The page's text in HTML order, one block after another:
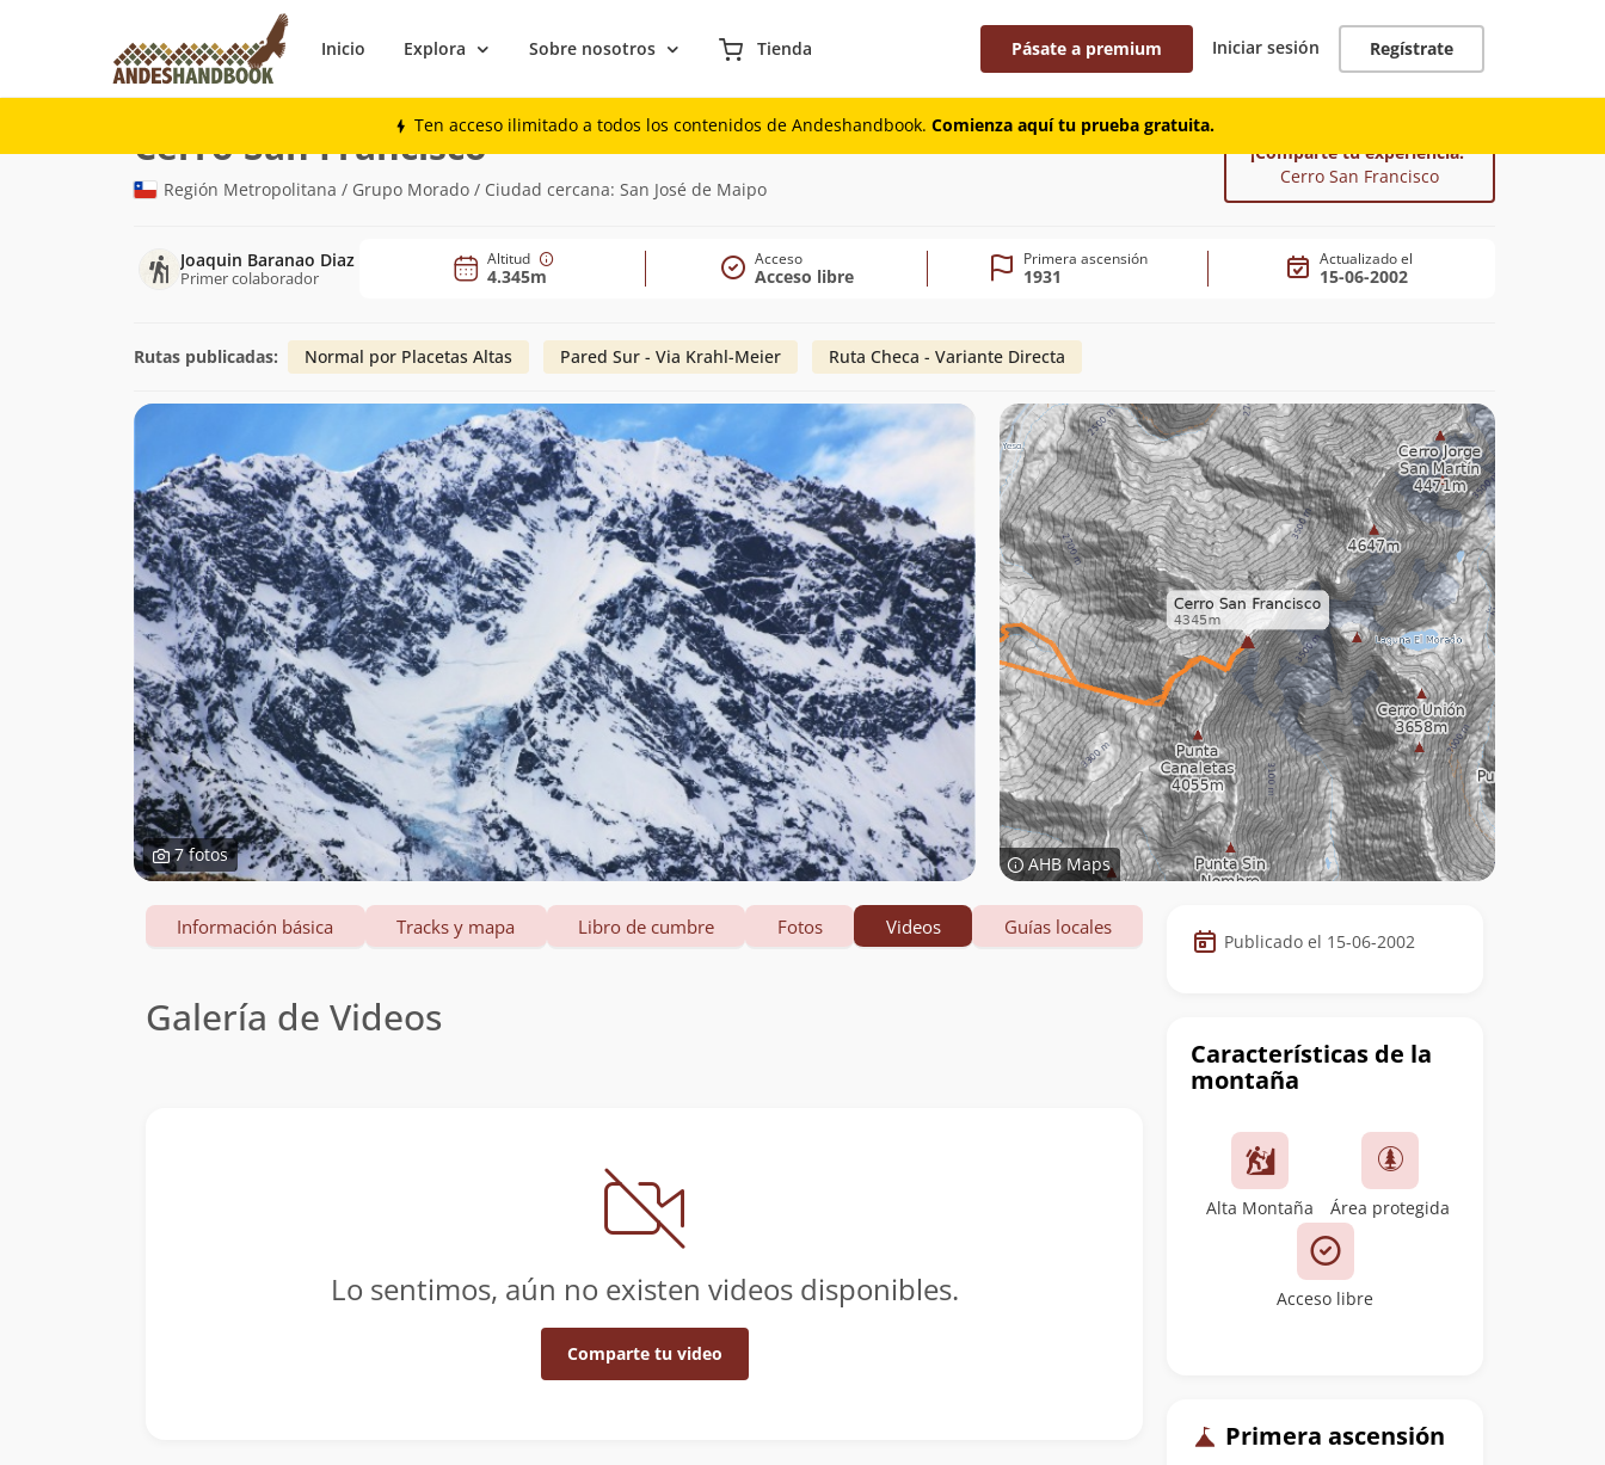
Inicio Explora Sobre nosotros Tienda Pásate a premium Iniciar sesión Regístrate
Ten acceso ilimitado a todos los contenidos de Andeshandbook. Comienza aquí tu prueba gratuita.
Montaña
Cerro San Francisco(4.345m)
Región Metropolitana / Grupo Morado / Ciudad cercana: San José de Maipo
¡Comparte tu experiencia!
Cerro San Francisco
Joaquin Baranao Diaz
Primer colaborador
Altitud
4.345m
Acceso
Acceso libre
Primera ascensión
1931
Actualizado el
15-06-2002
Rutas publicadas: Normal por Placetas Altas Pared Sur - Via Krahl-Meier Ruta Checa - Variante Directa
7 fotos AHB Maps
Datos
de
cumbre
Publicado el 15-06-2002
Características de la
montaña
Alta Montaña Área protegida
Acceso libre
Primera ascensión
Información básica Tracks y mapa Libro de cumbre Fotos Videos Guías locales
Galería de Videos
Lo sentimos, aún no existen videos disponibles.
Comparte tu video